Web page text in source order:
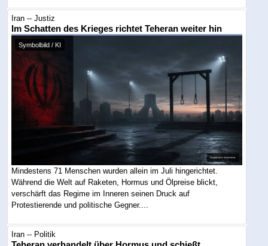
Iran -- Justiz
Im Schatten des Krieges richtet Teheran weiter hin
Symbolbild / KI
Mindestens 71 Menschen wurden allein im Juli hingerichtet.
Während die Welt auf Raketen, Hormus und Ölpreise blickt,
verschärft das Regime im Inneren seinen Druck auf
Protestierende und politische Gegner....
Iran -- Politik